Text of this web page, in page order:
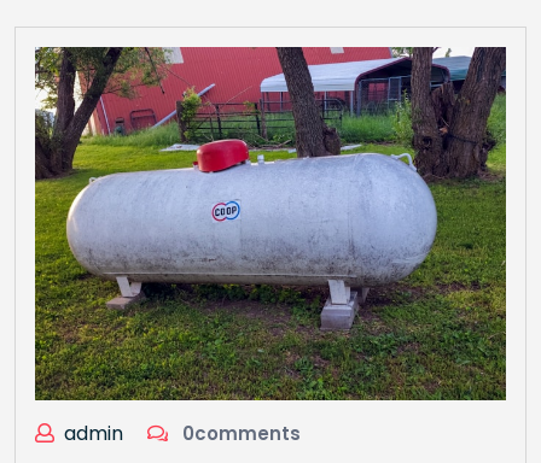
admin 0comments